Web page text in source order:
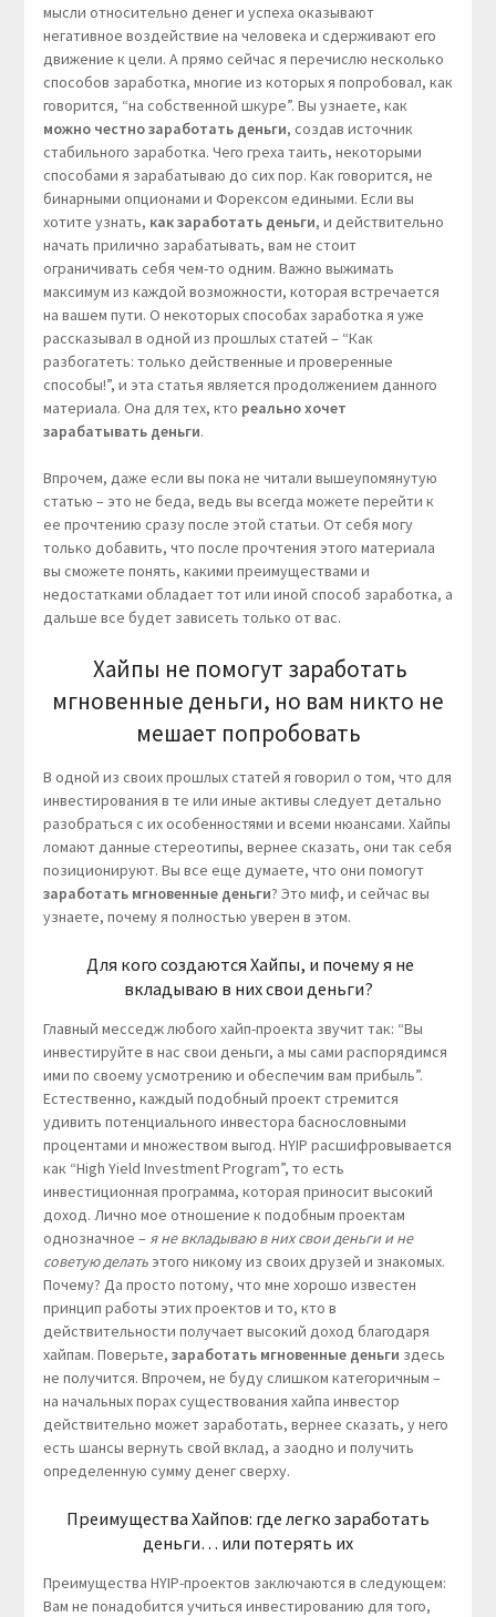
мысли относительно денег и успеха оказывают
негативное воздействие на человека и сдерживают его
движение к цели. А прямо сейчас я перечислю несколько
способов заработка, многие из которых я попробовал, как
говорится, “на собственной шкуре”. Вы узнаете, как
можно честно заработать деньги, создав источник
стабильного заработка. Чего греха таить, некоторыми
способами я зарабатываю до сих пор. Как говорится, не
бинарными опционами и Форексом едиными. Если вы
хотите узнать, как заработать деньги, и действительно
начать прилично зарабатывать, вам не стоит
ограничивать себя чем-то одним. Важно выжимать
максимум из каждой возможности, которая встречается
на вашем пути. О некоторых способах заработка я уже
рассказывал в одной из прошлых статей – “Как
разбогатеть: только действенные и проверенные
способы!”, и эта статья является продолжением данного
материала. Она для тех, кто реально хочет
зарабатывать деньги.
Впрочем, даже если вы пока не читали вышеупомянутую
статью – это не беда, ведь вы всегда можете перейти к
ее прочтению сразу после этой статьи. От себя могу
только добавить, что после прочтения этого материала
вы сможете понять, какими преимуществами и
недостатками обладает тот или иной способ заработка, а
дальше все будет зависеть только от вас.
Хайпы не помогут заработать
мгновенные деньги, но вам никто не
мешает попробовать
В одной из своих прошлых статей я говорил о том, что для
инвестирования в те или иные активы следует детально
разобраться с их особенностями и всеми нюансами. Хайпы
ломают данные стереотипы, вернее сказать, они так себя
позиционируют. Вы все еще думаете, что они помогут
заработать мгновенные деньги? Это миф, и сейчас вы
узнаете, почему я полностью уверен в этом.
Для кого создаются Хайпы, и почему я не
вкладываю в них свои деньги?
Главный месседж любого хайп-проекта звучит так: “Вы
инвестируйте в нас свои деньги, а мы сами распорядимся
ими по своему усмотрению и обеспечим вам прибыль”.
Естественно, каждый подобный проект стремится
удивить потенциального инвестора баснословными
процентами и множеством выгод. HYIP расшифровывается
как “High Yield Investment Program”, то есть
инвестиционная программа, которая приносит высокий
доход. Лично мое отношение к подобным проектам
однозначное – я не вкладываю в них свои деньги и не
советую делатьэтого никому из своих друзей и знакомых.
Почему? Да просто потому, что мне хорошо известен
принцип работы этих проектов и то, кто в
действительности получает высокий доход благодаря
хайпам. Поверьте, заработать мгновенные деньги здесь
не получится. Впрочем, не буду слишком категоричным –
на начальных порах существования хайпа инвестор
действительно может заработать, вернее сказать, у него
есть шансы вернуть свой вклад, а заодно и получить
определенную сумму денег сверху.
Преимущества Хайпов: где легко заработать
деньги… или потерять их
Преимущества HYIP-проектов заключаются в следующем:
Вам не понадобится учиться инвестированию для того,